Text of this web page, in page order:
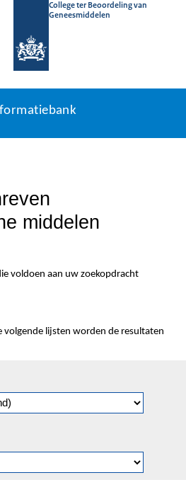
College ter Beoordeling van
Geneesmiddelen
middelen
voldoen aan uw zoekopdracht
volgende lijsten worden de resultaten